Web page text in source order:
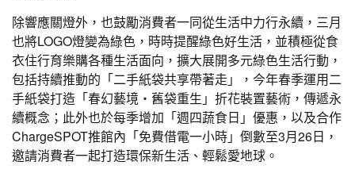
除響應關燈外，也鼓勵消費者一同從生活中力行永續，三月
也將LOGO燈變為綠色，時時提醒綠色好生活，並積極從食
衣住行育樂購各種生活面向，擴大展開多元綠色生活行動，
包括持續推動的「二手紙袋共享帶著走」，今年春季運用二
手紙袋打造「春幻藝境・舊袋重生」折花裝置藝術，傳遞永
續概念；此外也於每季增加「週四蔬食日」優惠，以及合作
ChargeSPOT推館內「免費借電一小時」倒數至3月26日，
邀請消費者一起打造環保新生活、輕鬆愛地球。